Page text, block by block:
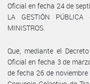
Oficial en fecha 24 de
LA GESTIÓN
MINISTROS.
Que, mediante el
Oficial en fecha 3 de
de fecha 26 de